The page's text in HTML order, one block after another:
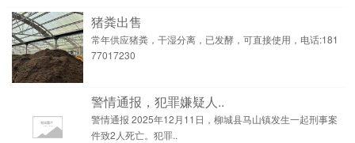
猪粪出售
常年供应猪粪，干湿分离，已发酵，可直接使用，电话:181
77017230
警情通报，犯罪嫌疑人..
警情通报 2025年12月11日，柳城县马山镇发生一起刑事案
件致2人死亡。犯罪..